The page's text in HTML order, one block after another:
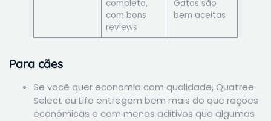
completa,
com bons
reviews
Gatos são
bem aceitas
Para cães
Se você quer economia com qualidade, Quatree
Select ou Life entregam bem mais do que rações
econômicas e com menos aditivos que algumas